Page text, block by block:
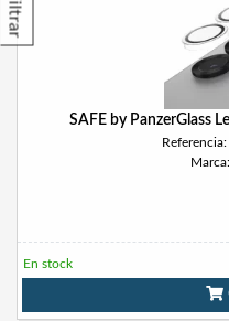
Filtrar
SAFE by PanzerGlass
En stock